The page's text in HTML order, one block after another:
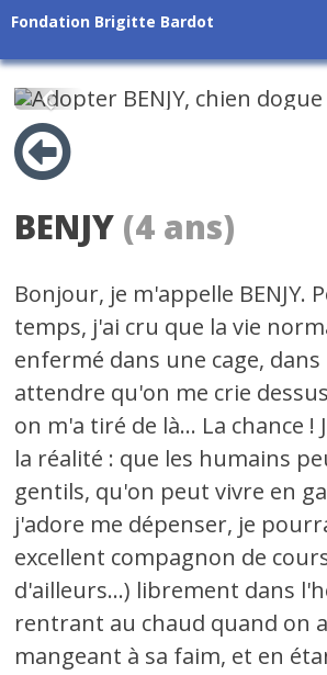
Fondation Brigitte Bardot
Précédent
BENJY (4 ans)
Bonjour, je m'appelle BENJY.
temps, j'ai cru que la vie
enfermé dans une cage,
attendre qu'on me crie
on m'a tiré de là... La chance !
la réalité : que les humains
gentils, qu'on peut vivre en
j'adore me dépenser, je
excellent compagnon de
d'ailleurs...) librement dans
rentrant au chaud quand on
mangeant à sa faim, et en